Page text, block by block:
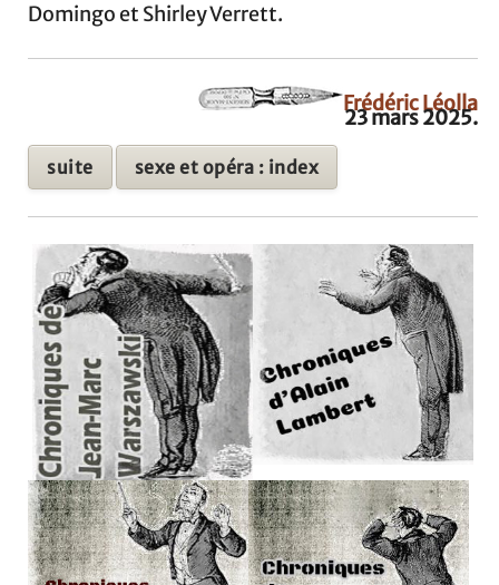
Domingo et Shirley Verrett.
Frédéric Léolla
23 mars 2025.
suite sexe et opéra : index